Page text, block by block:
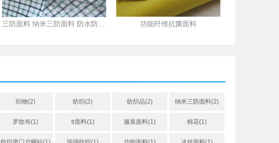
功能纤维抗菌面料
织物(2) 纺织(2) 纺织品(2) 纳米三防面料(2)
罗纹布(1) tr面料(1) 服装面料(1) 棉花(1)